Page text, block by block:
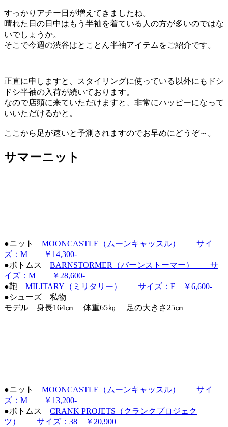
すっかりアチー日が増えてきましたね。
晴れた日の日中はもう半袖を着ている人の方が多いのではな
いでしょうか。
そこで今週の渋谷はとことん半袖アイテムをご紹介です。
正直に申しますと、スタイリングに使っている以外にもドシ
ドシ半袖の入荷が続いております。
なので店頭に来ていただけますと、非常にハッピーになって
いいただけるかと。
ここから足が速いと予測されますのでお早めにどうぞ～。
サマーニット
●ニット MOONCASTLE（ムーンキャッスル） サイ
ズ：M ￥14,300-
●ボトムス BARNSTORMER（バーンストーマー） サ
イズ：M ￥28,600‐
●鞄 MILITARY（ミリタリー） サイズ：F ￥6,600‐
●シューズ 私物
モデル 身長164㎝ 体重65㎏ 足の大きさ25㎝
●ニット MOONCASTLE（ムーンキャッスル） サイ
ズ：M ￥13,200-
●ボトムス CRANK PROJETS（クランクプロジェク
ツ） サイズ：38 ￥20,900